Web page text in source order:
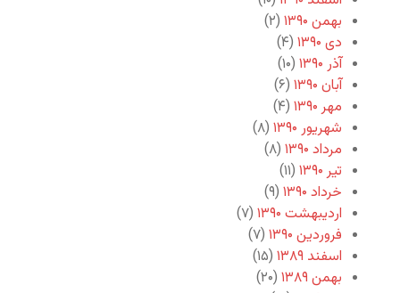
بهمن ۱۳۹۰
(۲)
دی ۱۳۹۰
(۴)
آذر ۱۳۹۰
(۱۰)
آبان ۱۳۹۰
(۶)
مهر ۱۳۹۰
(۴)
شهریور ۱۳۹۰
(۸)
مرداد ۱۳۹۰
(۸)
تیر ۱۳۹۰
(۱۱)
خرداد ۱۳۹۰
(۹)
اردیبهشت ۱۳۹۰
(۷)
فروردین ۱۳۹۰
(۷)
اسفند ۱۳۸۹
(۱۵)
بهمن ۱۳۸۹
(۲۰)